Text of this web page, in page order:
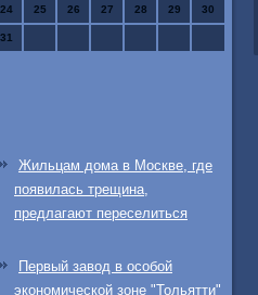
24 25 26 27 28 29 30
31
Жильцам дома в Москве, где
появилась трещина,
предлагают переселиться
Первый завод в особой
экономической зоне "Тольятти"